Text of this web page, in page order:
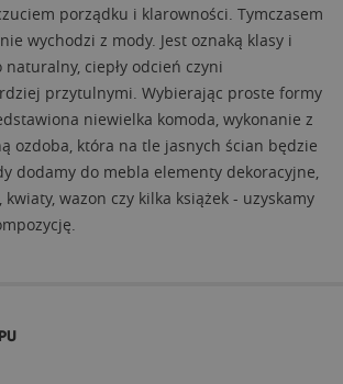
porządku i klarowności. Tymczasem
wychodzi z mody. Jest oznaką klasy i
ciepły odcień czyni
przytulnymi. Wybierając proste formy
niewielka komoda, wykonanie z
ozdoba, która na tle jasnych ścian będzie
dodamy do mebla elementy dekoracyjne,
kwiaty, wazon czy kilka książek - uzyskamy